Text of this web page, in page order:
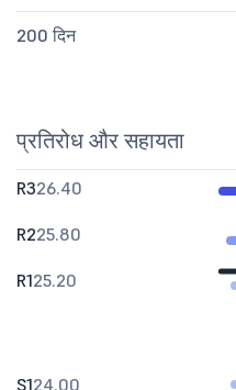
200 दिन
प्रतिरोध और सहायता
R326.40
R225.80
R125.20
S124.00